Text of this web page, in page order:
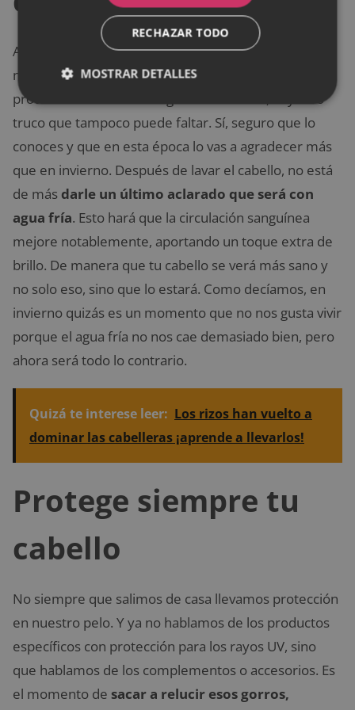
Además de usar los productos específicos para
nuestro cabello y aquellos que nos ofrecen
protección solar como la gama de Salerm, hay otro
truco que tampoco puede faltar. Sí, seguro que lo
conoces y que en esta época lo vas a agradecer más
que en invierno. Después de lavar el cabello, no está
de más darle un último aclarado que será con
agua fría. Esto hará que la circulación sanguínea
mejore notablemente, aportando un toque extra de
brillo. De manera que tu cabello se verá más sano y
no solo eso, sino que lo estará. Como decíamos, en
invierno quizás es un momento que no nos gusta vivir
porque el agua fría no nos cae demasiado bien, pero
ahora será todo lo contrario.
Quizá te interese leer: Los rizos han vuelto a
dominar las cabelleras ¡aprende a llevarlos!
Protege siempre tu
cabello
No siempre que salimos de casa llevamos protección
en nuestro pelo. Y ya no hablamos de los productos
específicos con protección para los rayos UV, sino
que hablamos de los complementos o accesorios. Es
el momento de sacar a relucir esos gorros,
RECHAZAR TODO
MOSTRAR DETALLES